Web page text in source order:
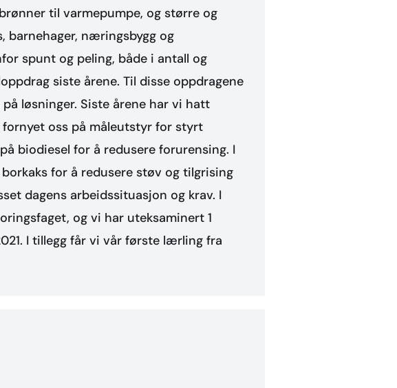
til varmepumpe, og større og
barnehager, næringsbygg og
spunt og peling, både i antall og
siste årene. Til disse oppdragene
løsninger. Siste årene har vi hatt
oss på måleutstyr for styrt
biodiesel for å redusere forurensing. I
for å redusere støv og tilgrising
dagens arbeidssituasjon og krav. I
og vi har uteksaminert 1
I tillegg får vi vår første lærling fra